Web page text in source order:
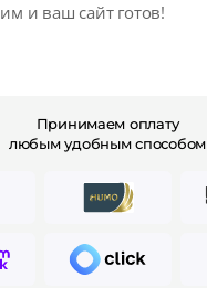
и ваш сайт готов!
Принимаем оплату
любым удобным способом